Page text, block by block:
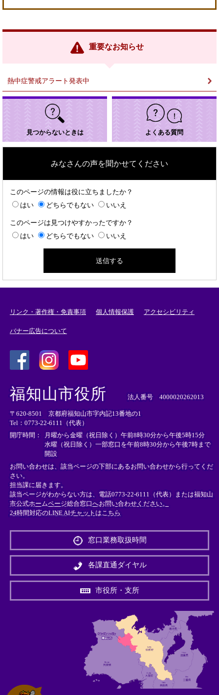
リ
重要なお知らせ
熱中症警戒アラート発表中
見つからないときは よくある質問
みなさんの声を聞かせてください
このページの情報は役に立ちましたか？
はい
どちらでもない いいえ
このページは見つけやすかったですか？
はい
どちらでもない いいえ
リンク・著作権・免責事項 個人情報保護 アクセシビリティ
バナー広告について
外
部
リ
ン
ク
＞
外
リ
ン
ク
＞
外
部
ン
ク
＞
福知山市役所 法人番号 4000020262013
〒620-8501 京都府福知山市字内記13番地の1
Tel：0773-22-6111（代表）
開庁時間：
月曜から金曜（祝日除く）午前8時30分から午後5時15分
水曜（祝日除く）一部窓口を午前8時30分から午後7時まで
開設
お問い合わせは、該当ページの下部にあるお問い合わせから行ってくだ
さい。
担当課に届きます。
該当ページがわからない方は、電話0773-22-6111（代表）または福知山
市公式ホームページ総合窓口へお問い合わせください。
24時間対応のLINE AIチャットはこちら
外
リ
＞
窓口業務取扱時間
各課直通ダイヤル
市役所・支所